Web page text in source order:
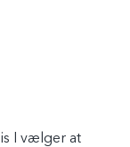
I vælger at